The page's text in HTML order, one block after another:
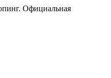
Официальная